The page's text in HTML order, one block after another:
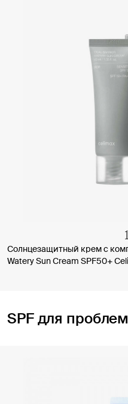
1
Солнцезащитный крем с
Watery Sun Cream SPF50+
SPF для